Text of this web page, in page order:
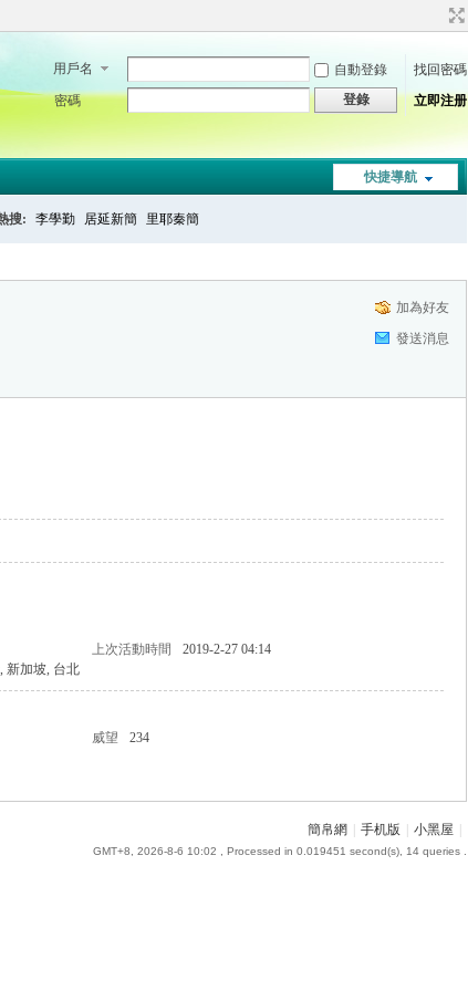
用戶名 自動登錄
找回密碼
密碼
登錄 立即注册
快捷導航
搜: 李學勤 居延新簡 里耶秦簡
加為好友
發送消息
上次活動時間
2019-2-27 04:14
新加坡, 台北
威望
234
簡帛網 手机版 小黑屋
GMT+8, 2026-8-6 10:02 , Processed in 0.019451 second(s), 14 queries .